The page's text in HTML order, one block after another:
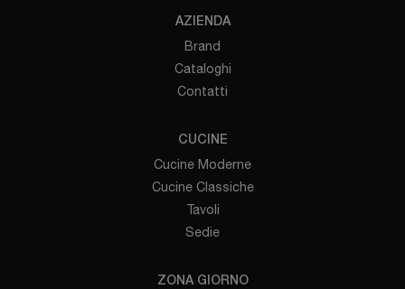
AZIENDA
Brand
Cataloghi
Contatti
CUCINE
Cucine Moderne
Cucine Classiche
Tavoli
Sedie
ZONA GIORNO